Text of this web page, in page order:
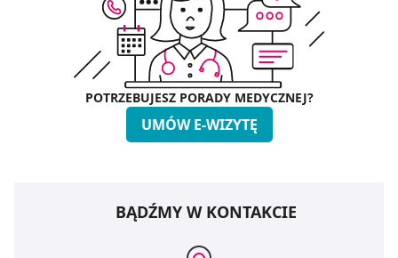
POTRZEBUJESZ PORADY MEDYCZNEJ?
UMÓW E-WIZYTĘ
BĄDŹMY W KONTAKCIE